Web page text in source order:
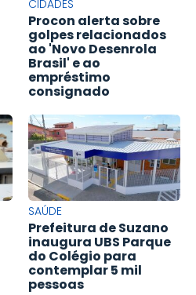
CIDADES
Procon alerta sobre
golpes relacionados
ao 'Novo Desenrola
Brasil' e ao
empréstimo
consignado
SAÚDE
Prefeitura de Suzano
inaugura UBS Parque
do Colégio para
contemplar 5 mil
pessoas